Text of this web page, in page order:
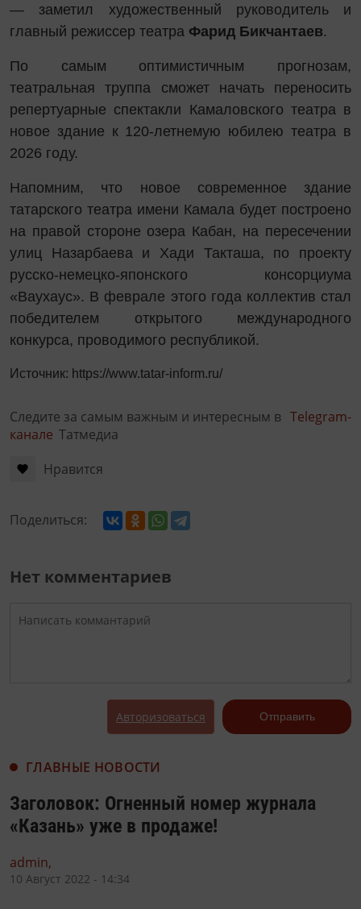
— заметил художественный руководитель и
главный режиссер театра Фарид Бикчантаев.
По самым оптимистичным прогнозам,
театральная труппа сможет начать переносить
репертуарные спектакли Камаловского театра в
новое здание к 120-летнемую юбилею театра в
2026 году.
Напомним, что новое современное здание
татарского театра имени Камала будет построено
на правой стороне озера Кабан, на пересечении
улиц Назарбаева и Хади Такташа, по проекту
русско-немецко-японского консорциума
«Ваухаус». В феврале этого года коллектив стал
победителем открытого международного
конкурса, проводимого республикой.
Источник: https://www.tatar-inform.ru/
Следите за самым важным и интересным в Telegram-
канале Татмедиа
Нравится
Поделиться:
Нет комментариев
Авторизоваться Отправить
ГЛАВНЫЕ НОВОСТИ
Заголовок: Огненный номер журнала
«Казань» уже в продаже!
admin,
10 Август 2022 - 14:34